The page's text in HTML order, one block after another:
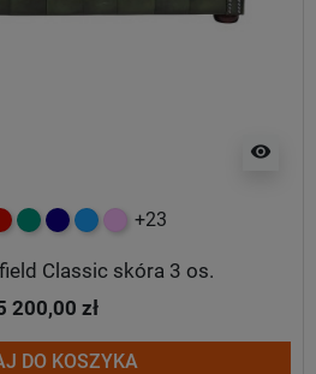
visibility
turkusowy
granatowy
niebieski
różowy
+23
Classic skóra 3 os.
200,00 zł
DO KOSZYKA